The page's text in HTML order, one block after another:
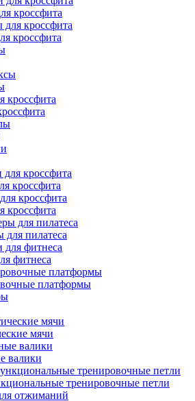
кроссфита
кроссфита
кроссфита
кроссфита
для пилатеса
фитнеса
платформы
мячи
валики
тренировочные петли